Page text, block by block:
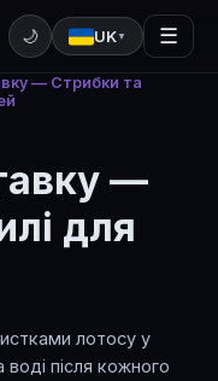
🌙 UK ▼ ☰
— Стрибки та
—
для
лотосу у
воді після кожного